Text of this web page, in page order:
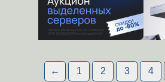
← 1 2 3 4